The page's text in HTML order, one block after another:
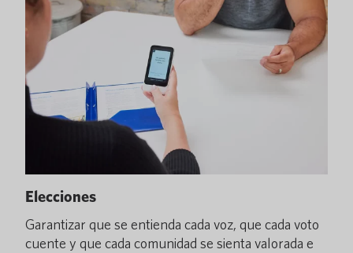
Elecciones
Garantizar que se entienda cada voz, que cada voto
cuente y que cada comunidad se sienta valorada e